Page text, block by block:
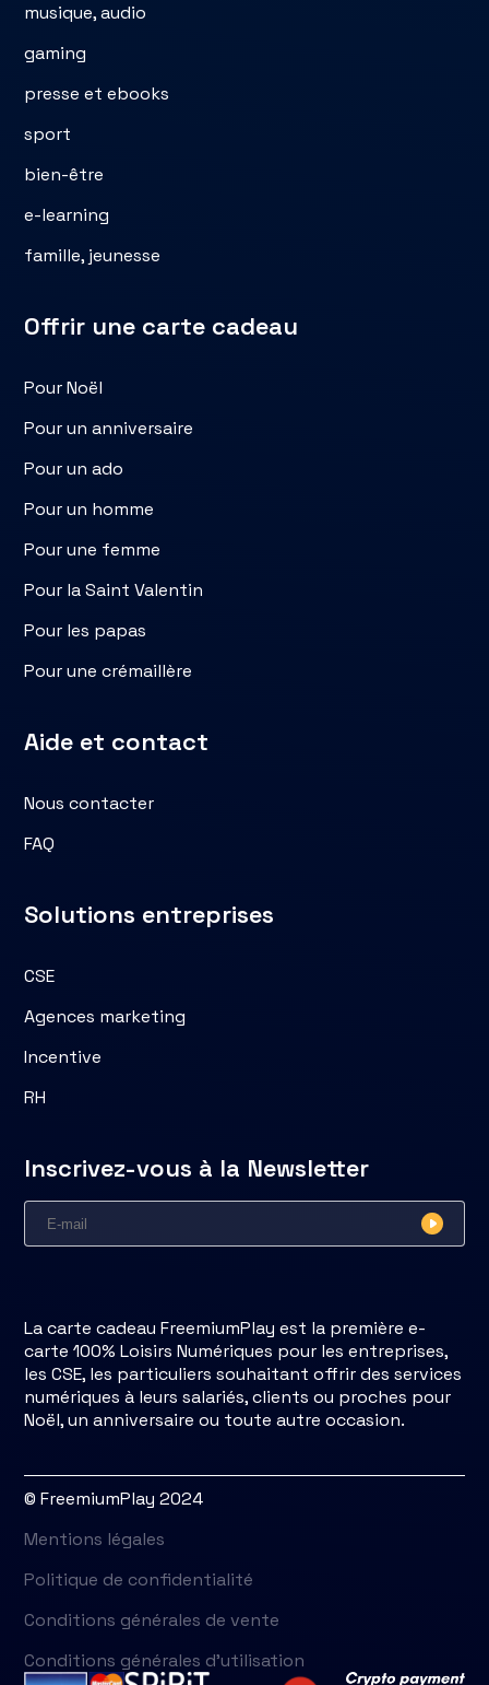
musique, audio
gaming
presse et ebooks
sport
bien-être
e-learning
famille, jeunesse
Offrir une carte cadeau
Pour Noël
Pour un anniversaire
Pour un ado
Pour un homme
Pour une femme
Pour la Saint Valentin
Pour les papas
Pour une crémaillère
Aide et contact
Nous contacter
FAQ
Solutions entreprises
CSE
Agences marketing
Incentive
RH
Inscrivez-vous à la Newsletter
La carte cadeau FreemiumPlay est la première e-
carte 100% Loisirs Numériques pour les entreprises,
les CSE, les particuliers souhaitant offrir des services
numériques à leurs salariés, clients ou proches pour
Noël, un anniversaire ou toute autre occasion.
© FreemiumPlay 2024
Mentions légales
Politique de confidentialité
Conditions générales de vente
Conditions générales d'utilisation